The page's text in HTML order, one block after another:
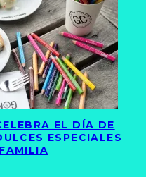
EL DÍA DE
ESPECIALES